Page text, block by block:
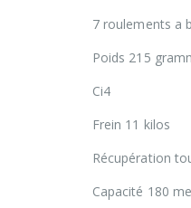
7 roulements a
Poids 215
Ci4
Frein 11 kilos
Récupération
Capacité 180